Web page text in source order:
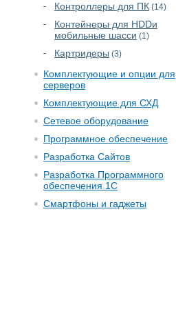
Контроллеры для ПК (14)
Контейнеры для HDDи
мобильные шасси (1)
Картридеры (3)
Комплектующие и опции для
серверов
Комплектующие для СХД
Сетевое оборудование
Программное обеспечение
Разработка Сайтов
Разработка Программного
обеспечения 1С
Смартфоны и гаджеты